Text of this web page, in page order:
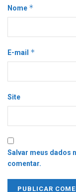
Nome *
E-mail *
Site
Salvar meus dados
comentar.